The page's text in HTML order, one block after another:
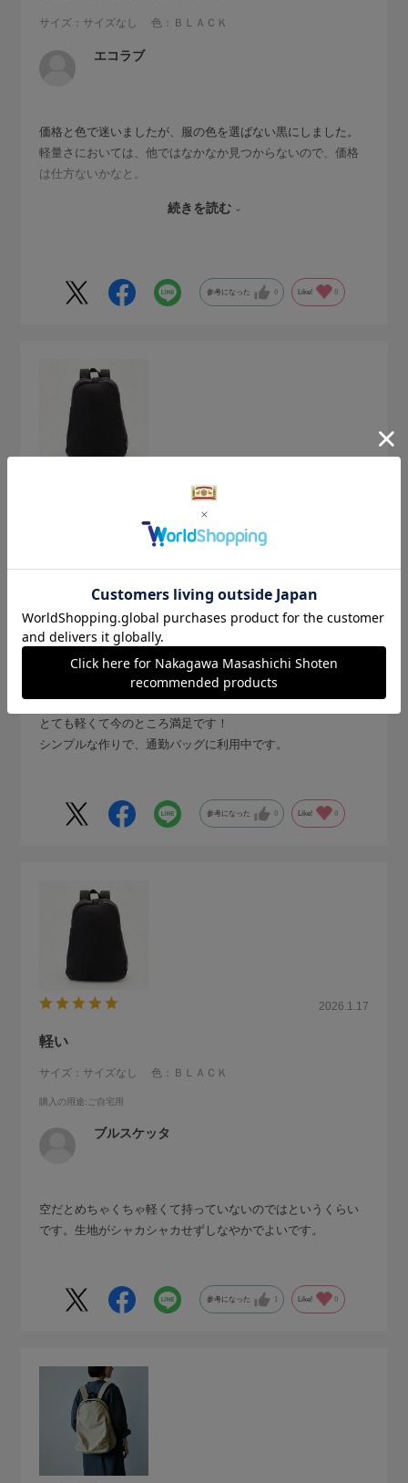
サイズ：サイズなし 色：ＢＬＡＣＫ
エコラブ
価格と色で迷いましたが、服の色を選ばない黒にしました。
軽量さにおいては、他ではなかなか見つからないので、価格
は仕方ないかなと。
続きを読む
参考になった 0 Like! 0
雨に強くて、軽いリュックを探していたところ、こちらを知
り購入しました。
まだ雨の日にあたっていないので、評価できないのですが、
とても軽くて今のところ満足です！
シンプルな作りで、通勤バッグに利用中です。
参考になった 0 Like! 0
2026.1.17
軽い
サイズ：サイズなし 色：ＢＬＡＣＫ
購入の用途:ご自宅用
ブルスケッタ
空だとめちゃくちゃ軽くて持っていないのではというくらい
です。生地がシャカシャカせずしなやかでよいです。
参考になった Like! 0